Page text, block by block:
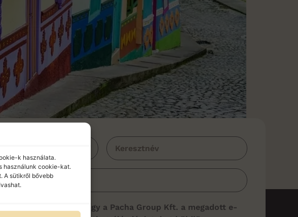
k használata.
használunk cookie-kat.
A sütikről bővebb
és számtalan látnivalóval. A város különleges
meghatározzák. Földrajzi fekvés és éghajlat Bogotá
tengerszintfeletti magasságban. Ezzel Dél-Amerika
hozzájárulok ahhoz, hogy a Pacha Group Kft. a megadott e-